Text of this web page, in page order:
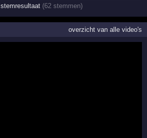
stemresultaat (62 stemmen)
overzicht van alle video's